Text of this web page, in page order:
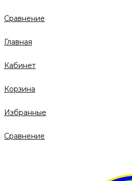
Сравнение
Главная
Кабинет
Корзина
Избранные
Сравнение